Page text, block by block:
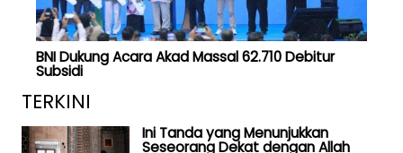
BNI Dukung Acara Akad Massal 62.710 Debitur
Subsidi
TERKINI
Ini Tanda yang Menunjukkan
Seseorang Dekat dengan Allah